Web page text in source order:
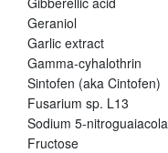
Geraniol
Garlic extract
Gamma-cyhalothrin
Sintofen (aka Cintofen)
Fusarium sp. L13
Sodium 5-
Fructose